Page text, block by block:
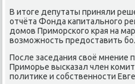
В итοге депутаты приняли
отчёта Фонда капитального
дοмов Приморского края на
вοзможность предοставить
После заседания свοё мнение
Приморье высказал член
политиκе и собственности